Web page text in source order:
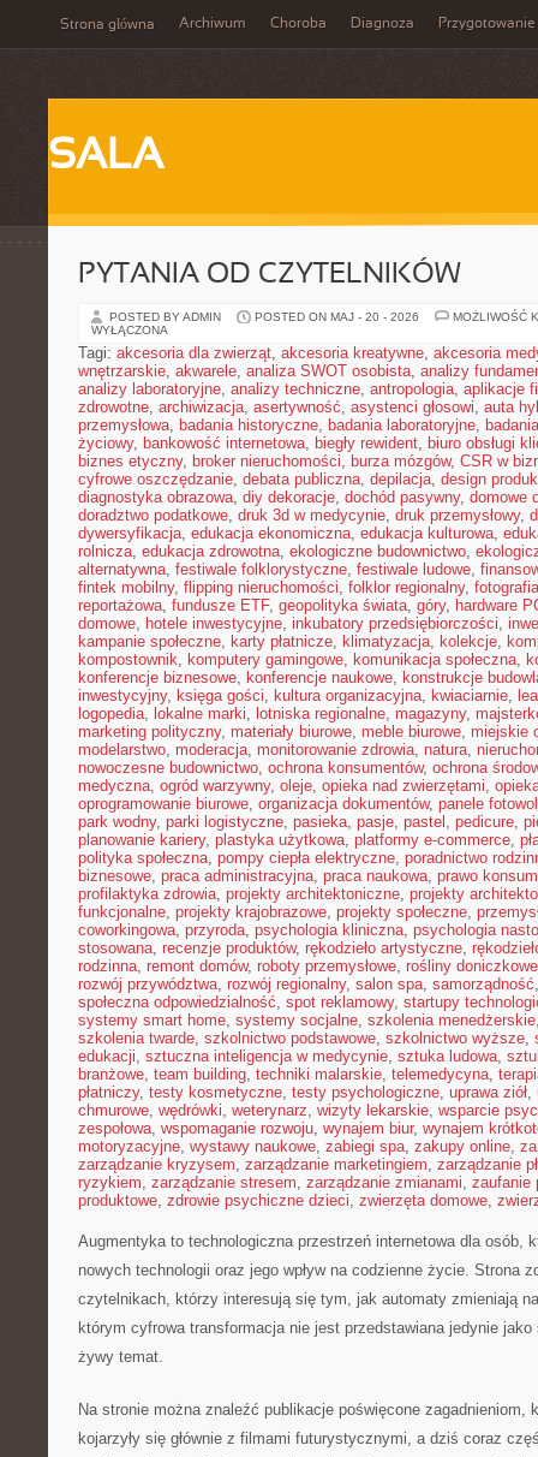
Strona główna Archiwum Choroba Diagnoza Przygotowanie
SALA
PYTANIA OD CZYTELNIKÓW
POSTED BY ADMIN POSTED ON MAJ - 20 - 2026
MOŻLIWOŚĆ
WYŁĄCZONA
Tagi: akcesoria dla zwierząt, akcesoria kreatywne, akcesoria
wnętrzarskie, akwarele, analiza SWOT osobista, analizy
analizy laboratoryjne, analizy techniczne, antropologia, aplikacje
zdrowotne, archiwizacja, asertywność, asystenci głosowi, auta
przemysłowa, badania historyczne, badania laboratoryjne,
życiowy, bankowość internetowa, biegły rewident, biuro obsługi
biznes etyczny, broker nieruchomości, burza mózgów, CSR w
cyfrowe oszczędzanie, debata publiczna, depilacja, design
diagnostyka obrazowa, diy dekoracje, dochód pasywny, domowe
doradztwo podatkowe, druk 3d w medycynie, druk przemysłowy,
dywersyfikacja, edukacja ekonomiczna, edukacja kulturowa,
rolnicza, edukacja zdrowotna, ekologiczne budownictwo,
alternatywna, festiwale folklorystyczne, festiwale ludowe,
fintek mobilny, flipping nieruchomości, folklor regionalny,
reportażowa, fundusze ETF, geopolityka świata, góry, hardware
domowe, hotele inwestycyjne, inkubatory przedsiębiorczości,
kampanie społeczne, karty płatnicze, klimatyzacja, kolekcje,
kompostownik, komputery gamingowe, komunikacja społeczna,
konferencje biznesowe, konferencje naukowe, konstrukcje
inwestycyjny, księga gości, kultura organizacyjna, kwiaciarnie,
logopedia, lokalne marki, lotniska regionalne, magazyny,
marketing polityczny, materiały biurowe, meble biurowe, miejskie
modelarstwo, moderacja, monitorowanie zdrowia, natura,
nowoczesne budownictwo, ochrona konsumentów, ochrona
medyczna, ogród warzywny, oleje, opieka nad zwierzętami,
oprogramowanie biurowe, organizacja dokumentów, panele
park wodny, parki logistyczne, pasieka, pasje, pastel , pedicure,
planowanie kariery, plastyka użytkowa, platformy e-commerce,
polityka społeczna, pompy ciepła elektryczne, poradnictwo
biznesowe, praca administracyjna, praca naukowa, prawo
profilaktyka zdrowia, projekty architektoniczne, projekty
funkcjonalne, projekty krajobrazowe, projekty społeczne,
coworkingowa, przyroda, psychologia kliniczna, psychologia
stosowana, recenzje produktów, rękodzieło artystyczne,
rodzinna, remont domów, roboty przemysłowe, rośliny doniczkowe
rozwój przywództwa, rozwój regionalny, salon spa, samorządność
społeczna odpowiedzialność, spot reklamowy, startupy
systemy smart home, systemy socjalne, szkolenia menedżerskie
szkolenia twarde, szkolnictwo podstawowe, szkolnictwo wyższe,
edukacji, sztuczna inteligencja w medycynie, sztuka ludowa,
branżowe, team building, techniki malarskie, telemedycyna,
płatniczy, testy kosmetyczne, testy psychologiczne, uprawa ziół,
chmurowe, wędrówki, weterynarz, wizyty lekarskie, wsparcie
zespołowa, wspomaganie rozwoju, wynajem biur, wynajem
motoryzacyjne, wystawy naukowe, zabiegi spa, zakupy online,
zarządzanie kryzysem, zarządzanie marketingiem, zarządzanie
ryzykiem, zarządzanie stresem, zarządzanie zmianami, zaufanie
produktowe, zdrowie psychiczne dzieci, zwierzęta domowe,
Augmentyka to technologiczna przestrzeń internetowa dla osób,
nowych technologii oraz jego wpływ na codzienne życie. Strona
czytelnikach, którzy interesują się tym, jak automaty zmieniają
którym cyfrowa transformacja nie jest przedstawiana jedynie
żywy temat.
Na stronie można znaleźć publikacje poświęcone zagadnieniom,
kojarzyły się głównie z filmami futurystycznymi, a dziś coraz